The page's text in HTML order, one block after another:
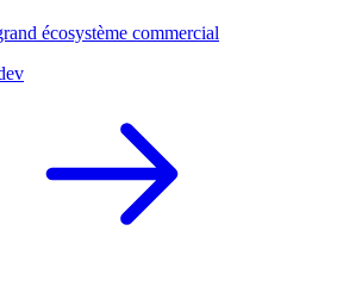
écosystème commercial